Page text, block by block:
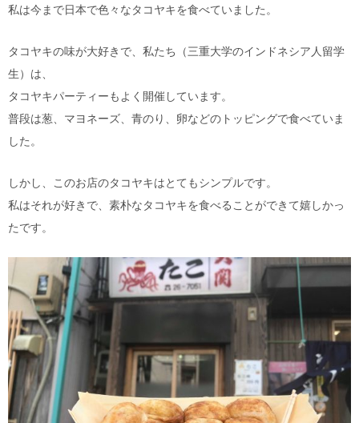
私は今まで日本で色々なタコヤキを食べていました。
タコヤキの味が大好きで、私たち（三重大学のインドネシア人留学
生）は、
タコヤキパーティーもよく開催しています。
普段は葱、マヨネーズ、青のり、卵などのトッピングで食べていま
した。
しかし、このお店のタコヤキはとてもシンプルです。
私はそれが好きで、素朴なタコヤキを食べることができて嬉しかっ
たです。